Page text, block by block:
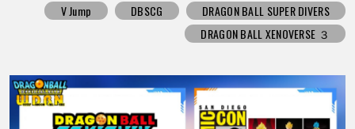
V Jump DBSCG
DRAGON BALL SUPER DIVERS
DRAGON BALL XENOVERSE ３